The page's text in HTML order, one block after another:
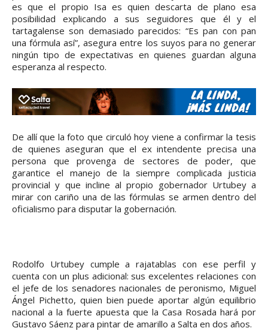
es que el propio Isa es quien descarta de plano esa
posibilidad explicando a sus seguidores que él y el
tartagalense son demasiado parecidos: “Es pan con pan
una fórmula así”, asegura entre los suyos para no generar
ningún tipo de expectativas en quienes guardan alguna
esperanza al respecto.
De allí que la foto que circuló hoy viene a confirmar la tesis
de quienes aseguran que el ex intendente precisa una
persona que provenga de sectores de poder, que
garantice el manejo de la siempre complicada justicia
provincial y que incline al propio gobernador Urtubey a
mirar con cariño una de las fórmulas se armen dentro del
oficialismo para disputar la gobernación.
Rodolfo Urtubey cumple a rajatablas con ese perfil y
cuenta con un plus adicional: sus excelentes relaciones con
el jefe de los senadores nacionales de peronismo, Miguel
Ángel Pichetto, quien bien puede aportar algún equilibrio
nacional a la fuerte apuesta que la Casa Rosada hará por
Gustavo Sáenz para pintar de amarillo a Salta en dos años.